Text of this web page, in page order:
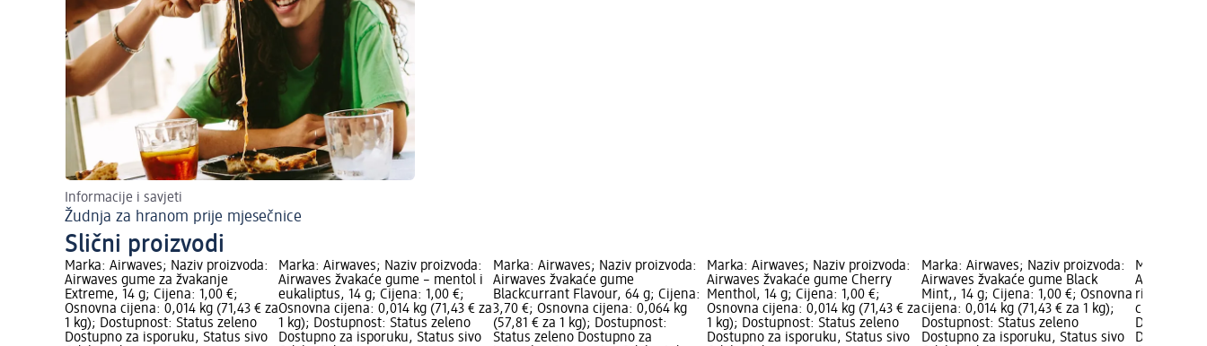
Informacije i savjeti
Žudnja za hranom prije mjesečnice
Slični proizvodi
Marka: Airwaves; Naziv proizvoda:
Airwaves gume za žvakanje
Extreme, 14 g; Cijena: 1,00 €;
Osnovna cijena: 0,014 kg (71,43 € za
1 kg); Dostupnost: Status zeleno
Dostupno za isporuku, Status sivo
Marka: Airwaves; Naziv proizvoda:
Airwaves žvakaće gume – mentol i
eukaliptus, 14 g; Cijena: 1,00 €;
Osnovna cijena: 0,014 kg (71,43 € za
1 kg); Dostupnost: Status zeleno
Dostupno za isporuku, Status sivo
Marka: Airwaves; Naziv proizvoda:
Airwaves žvakaće gume
Blackcurrant Flavour, 64 g; Cijena:
3,70 €; Osnovna cijena: 0,064 kg
(57,81 € za 1 kg); Dostupnost:
Status zeleno Dostupno za
Marka: Airwaves; Naziv proizvoda:
Airwaves žvakaće gume Cherry
Menthol, 14 g; Cijena: 1,00 €;
Osnovna cijena: 0,014 kg (71,43 € za
1 kg); Dostupnost: Status zeleno
Dostupno za isporuku, Status sivo
Marka: Airwaves; Naziv proizvoda:
Airwaves žvakaće gume Black
Mint,, 14 g; Cijena: 1,00 €; Osnovna
cijena: 0,014 kg (71,43 € za 1 kg);
Dostupnost: Status zeleno
Dostupno za isporuku, Status sivo
Marka:
Airwaves
ribizl, 14 g;
cijena:
Dostupno